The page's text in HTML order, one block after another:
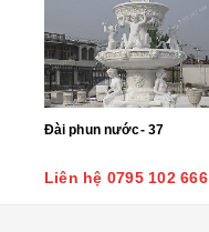
Đài phun nước- 37
Liên hệ 0795 102 666